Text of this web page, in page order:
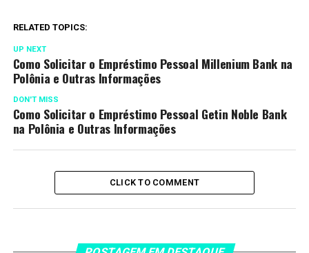
RELATED TOPICS:
UP NEXT
Como Solicitar o Empréstimo Pessoal Millenium Bank na
Polônia e Outras Informações
DON'T MISS
Como Solicitar o Empréstimo Pessoal Getin Noble Bank
na Polônia e Outras Informações
CLICK TO COMMENT